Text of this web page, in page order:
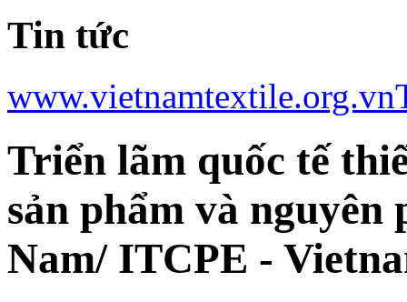
Tin tức
www.vietnamtextile.org.vn
Triển lãm quốc tế
sản phẩm và
Nam/ ITCPE -